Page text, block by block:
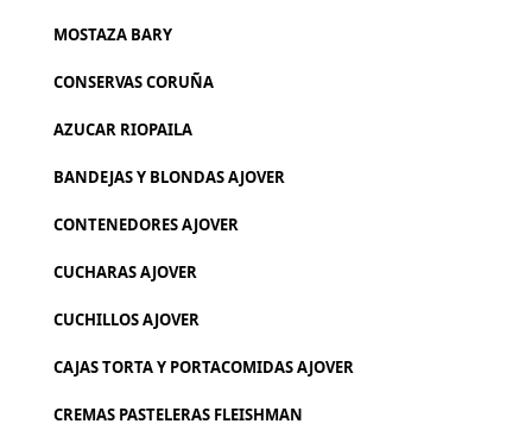
MOSTAZA BARY
CONSERVAS CORUÑA
AZUCAR RIOPAILA
BANDEJAS Y BLONDAS AJOVER
CONTENEDORES AJOVER
CUCHARAS AJOVER
CUCHILLOS AJOVER
CAJAS TORTA Y PORTACOMIDAS AJOVER
CREMAS PASTELERAS FLEISHMAN